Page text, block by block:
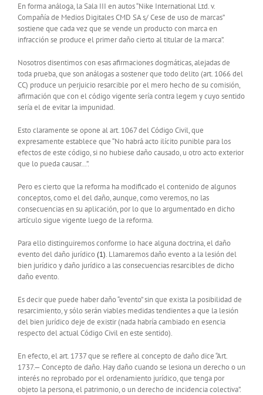
En forma análoga, la Sala III en autos “Nike International Ltd. v.
Compañía de Medios Digitales CMD SA s/ Cese de uso de marcas”
sostiene que cada vez que se vende un producto con marca en
infracción se produce el primer daño cierto al titular de la marca”.
Nosotros disentimos con esas afirmaciones dogmáticas, alejadas de
toda prueba, que son análogas a sostener que todo delito (art. 1066 del
CC) produce un perjuicio resarcible por el mero hecho de su comisión,
afirmación que con el código vigente sería contra legem y cuyo sentido
sería el de evitar la impunidad.
Esto claramente se opone al art. 1067 del Código Civil, que
expresamente establece que “No habrá acto ilícito punible para los
efectos de este código, si no hubiese daño causado, u otro acto exterior
que lo pueda causar…”.
Pero es cierto que la reforma ha modificado el contenido de algunos
conceptos, como el del daño, aunque, como veremos, no las
consecuencias en su aplicación, por lo que lo argumentado en dicho
artículo sigue vigente luego de la reforma.
Para ello distinguiremos conforme lo hace alguna doctrina, el daño
evento del daño jurídico(1). Llamaremos daño evento a la lesión del
bien jurídico y daño jurídico a las consecuencias resarcibles de dicho
daño evento.
Es decir que puede haber daño “evento” sin que exista la posibilidad de
resarcimiento, y sólo serán viables medidas tendientes a que la lesión
del bien jurídico deje de existir (nada habría cambiado en esencia
respecto del actual Código Civil en este sentido).
En efecto, el art. 1737 que se refiere al concepto de daño dice “Art.
1737.— Concepto de daño. Hay daño cuando se lesiona un derecho o un
interés no reprobado por el ordenamiento jurídico, que tenga por
objeto la persona, el patrimonio, o un derecho de incidencia colectiva”.